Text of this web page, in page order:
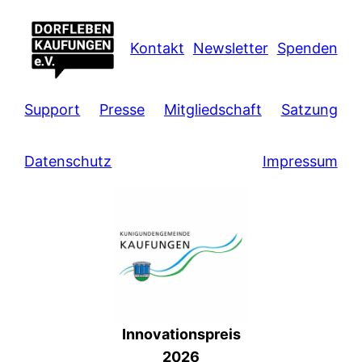
Kontakt Newsletter Spenden
Support Presse Mitgliedschaft Satzung
Datenschutz Impressum
Innovationspreis
2026